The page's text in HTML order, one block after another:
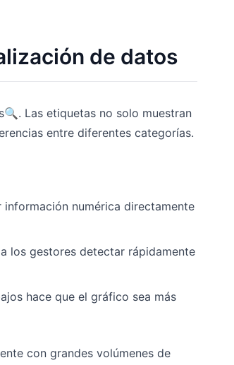
de datos
Las etiquetas no solo muestran
entre diferentes categorías.
numérica directamente
los gestores detectar rápidamente
hace que el gráfico sea más
con grandes volúmenes de